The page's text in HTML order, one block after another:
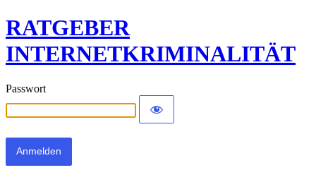
RATGEBER
INTERNETKRIMINALITÄT
Passwort